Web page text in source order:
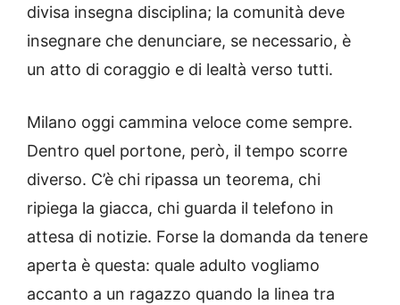
divisa insegna disciplina; la comunità deve
insegnare che denunciare, se necessario, è
un atto di coraggio e di lealtà verso tutti.
Milano oggi cammina veloce come sempre.
Dentro quel portone, però, il tempo scorre
diverso. C’è chi ripassa un teorema, chi
ripiega la giacca, chi guarda il telefono in
attesa di notizie. Forse la domanda da tenere
aperta è questa: quale adulto vogliamo
accanto a un ragazzo quando la linea tra